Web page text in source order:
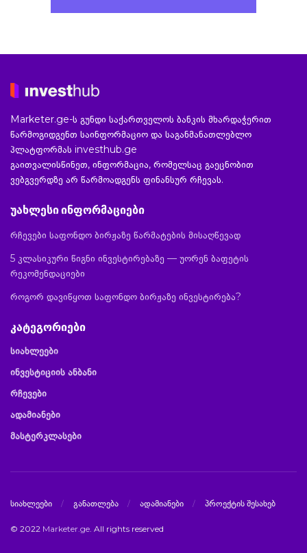
Marketer.ge-ს გუნდი საქართველოს ბანკის მხარდაჭერით
წარმოგიდგენთ საინფორმაციო და საგანმანათლებლო
პლატფორმას investhub.ge
გაითვალისწინეთ, ინფორმაცია, რომელსაც გაეცნობით
ვებგვერდზე არ წარმოადგენს ფინანსურ რჩევას.
უახლესი ინფორმაციები
რჩევები საფონდო ბირჟაზე წარმატების მისაღწევად
5 კლასიკური წიგნი ინვესტირებაზე — უორენ ბაფეტის
რეკომენდაციები
როგორ დავიწყოთ საფონდო ბირჟაზე ინვესტირება?
კატეგორიები
სიახლეები
ინვესტიციის ანბანი
რჩევები
ადამიანები
მასტერკლასები
სიახლეები განათლება ადამიანები პროექტის შესახებ
© 2022 Marketer.ge. All rights reserved